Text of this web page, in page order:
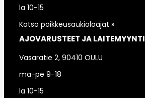
la 10-15
Katso poikkeusaukioloajat »
AJOVARUSTEET JA LAITEMYYNTI
Vasaratie 2, 90410 OULU
ma-pe 9-18
la 10-15